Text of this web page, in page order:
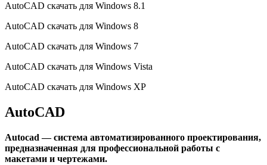
AutoCAD скачать для Windows 8.1
AutoCAD скачать для Windows 8
AutoCAD скачать для Windows 7
AutoCAD скачать для Windows Vista
AutoCAD скачать для Windows XP
AutoCAD
Autocad — система автоматизированного проектирования,
предназначенная для профессиональной работы с
макетами и чертежами.